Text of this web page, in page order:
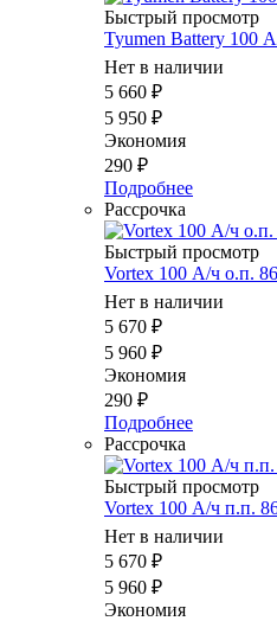
Быстрый просмотр
Tyumen Battery 100
Нет в наличии
5 660 ₽
5 950 ₽
Экономия
290 ₽
Подробнее
Рассрочка
Быстрый просмотр
Vortex 100 А/ч о.п.
Нет в наличии
5 670 ₽
5 960 ₽
Экономия
290 ₽
Подробнее
Рассрочка
Быстрый просмотр
Vortex 100 А/ч п.п.
Нет в наличии
5 670 ₽
5 960 ₽
Экономия